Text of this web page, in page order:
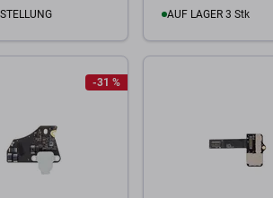
AUF LAGER 3 Stk
-31 %